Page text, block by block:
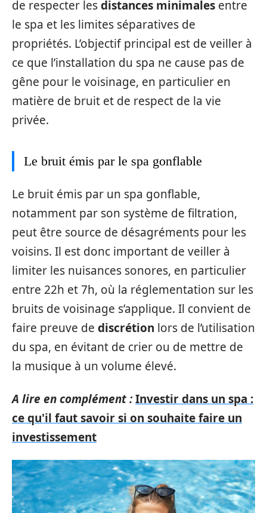
de respecter lesdistances minimales entre
le spa et les limites séparatives de
propriétés. L’objectif principal est de veiller à
ce que l’installation du spa ne cause pas de
gêne pour le voisinage, en particulier en
matière de bruit et de respect de la vie
privée.
Le bruit émis par le spa gonflable
Le bruit émis par un spa gonflable,
notamment par son système de filtration,
peut être source de désagréments pour les
voisins. Il est donc important de veiller à
limiter les nuisances sonores, en particulier
entre 22h et 7h, où la réglementation sur les
bruits de voisinage s’applique. Il convient de
faire preuve de discrétion lors de l’utilisation
du spa, en évitant de crier ou de mettre de
la musique à un volume élevé.
A lire en complément :Investir dans un spa :
ce qu'il faut savoir si on souhaite faire un
investissement